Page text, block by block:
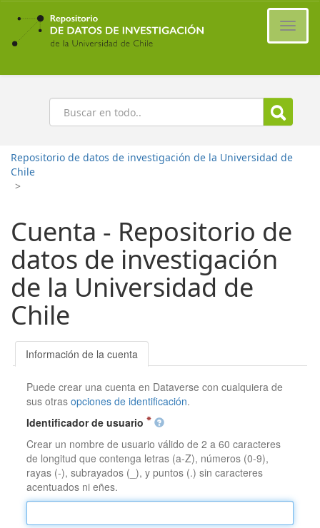
Ir
contenido
principal
Buscar
Repositorio de datos de investigación de la Universidad de
Chile
>
Cuenta - Repositorio de
datos de investigación
de la Universidad de
Chile
Información de la cuenta
Puede crear una cuenta en Dataverse con cualquiera de
sus otrasopciones de identificación.
Identificador de usuario
Crear un nombre de usuario válido de 2 a 60 caracteres
de longitud que contenga letras (a-Z), números (0-9),
rayas (-), subrayados (_), y puntos (.) sin caracteres
acentuados ni eñes.